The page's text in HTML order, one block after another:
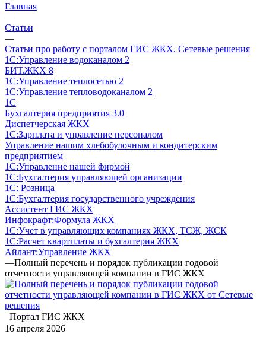
Главная
—
Статьи
—
Статьи про работу с порталом ГИС ЖКХ. Сетевые решения
1С:Управление водоканалом 2
БИТ.ЖКХ 8
1С:Управление теплосетью 2
1С:Управление тепловодоканалом 2
1С
Бухгалтерия предприятия 3.0
Диспетчерская ЖКХ
1С:Зарплата и управление персоналом
Управление нашим хлебобулочным и кондитерским
предприятием
1С:Управление нашей фирмой
1С:Бухгалтерия управляющей организации
1С: Розница
1С:Бухгалтерия государственного учреждения
Ассистент ГИС ЖКХ
Инфокрафт:Формула ЖКХ
1С:Учет в управляющих компаниях ЖКХ, ТСЖ, ЖСК
1С:Расчет квартплаты и бухгалтерия ЖКХ
Айлант:Управление ЖКХ
—Полный перечень и порядок публикации годовой
отчетности управляющей компании в ГИС ЖКХ
Портал ГИС ЖКХ
16 апреля 2026